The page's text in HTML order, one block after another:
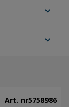
expand_more
expand_more
Art. nr5758986